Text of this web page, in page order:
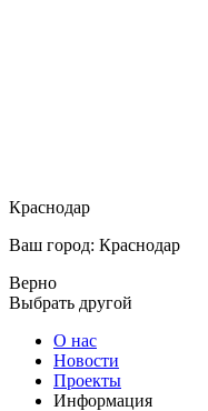
Краснодар
Ваш город: Краснодар
Верно
Выбрать другой
О нас
Новости
Проекты
Информация